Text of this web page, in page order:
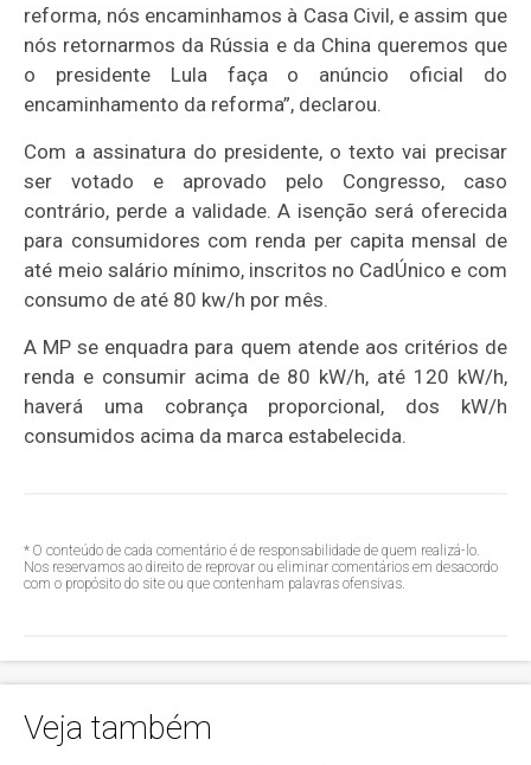
reforma, nós encaminhamos à Casa Civil, e assim que
nós retornarmos da Rússia e da China queremos que
o presidente Lula faça o anúncio oficial do
encaminhamento da reforma”, declarou.
Com a assinatura do presidente, o texto vai precisar
ser votado e aprovado pelo Congresso, caso
contrário, perde a validade. A isenção será oferecida
para consumidores com renda per capita mensal de
até meio salário mínimo, inscritos no CadÚnico e com
consumo de até 80 kw/h por mês.
A MP se enquadra para quem atende aos critérios de
renda e consumir acima de 80 kW/h, até 120 kW/h,
haverá uma cobrança proporcional, dos kW/h
consumidos acima da marca estabelecida.
* O conteúdo de cada comentário é de responsabilidade de quem realizá-lo.
Nos reservamos ao direito de reprovar ou eliminar comentários em desacordo
com o propósito do site ou que contenham palavras ofensivas.
Veja também